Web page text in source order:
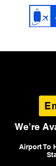
We're
Airport To